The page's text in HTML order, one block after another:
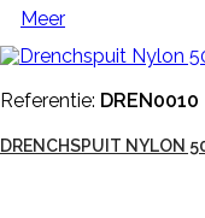
Meer
Referentie: DREN0010
DRENCHSPUIT NYLON